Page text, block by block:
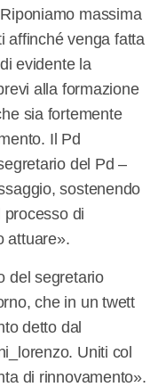
massima
affinché venga fatta
evidente la
alla formazione
sia fortemente
Il Pd
del Pd –
sostenendo
di
attuare».
del segretario
che in un twett
detto dal
Uniti col
di rinnovamento».